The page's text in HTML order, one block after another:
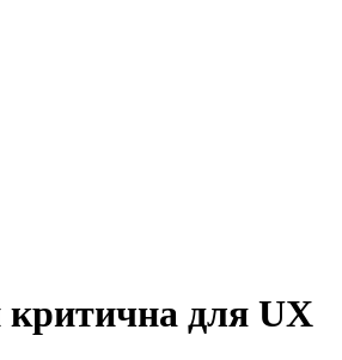
критична для UX